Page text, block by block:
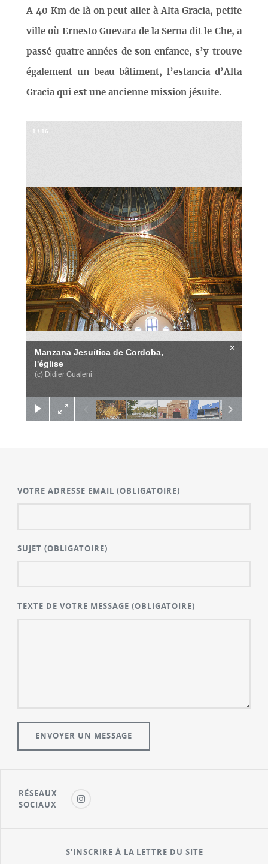
A 40 Km de là on peut aller à Alta Gracia, petite
ville où Ernesto Guevara de la Serna dit le Che, a
passé quatre années de son enfance, s’y trouve
également un beau bâtiment, l’estancia d’Alta
Gracia qui est une ancienne mission jésuite.
Manzana Jesuítica de Cordoba,
l'église
(c) Didier Gualeni
×
1 / 16
VOTRE ADRESSE EMAIL(OBLIGATOIRE)
SUJET(OBLIGATOIRE)
TEXTE DE VOTRE MESSAGE(OBLIGATOIRE)
RÉSEAUX
SOCIAUX
S'INSCRIRE À LA LETTRE DU SITE